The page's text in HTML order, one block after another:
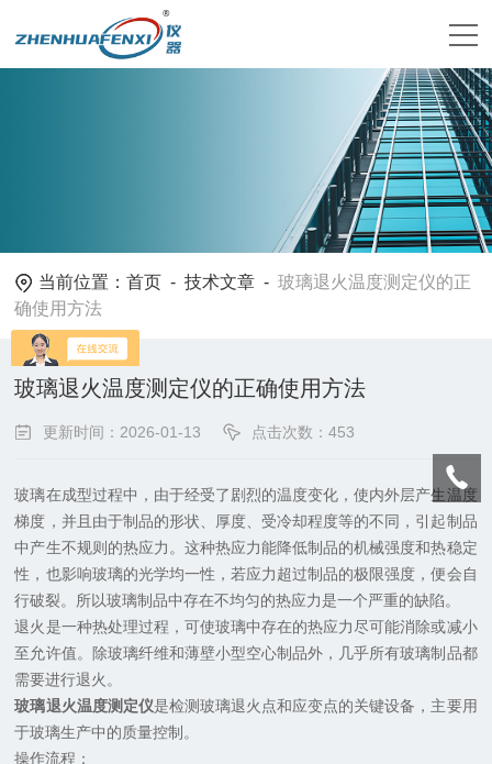
当前位置：首页 -技术文章 -玻璃退火温度测定仪的正
确使用方法
玻璃退火温度测定仪的正确使用方法
更新时间：2026-01-13 点击次数：453
玻璃在成型过程中，由于经受了剧烈的温度变化，使内外层产生温度
梯度，并且由于制品的形状、厚度、受冷却程度等的不同，引起制品
中产生不规则的热应力。这种热应力能降低制品的机械强度和热稳定
性，也影响玻璃的光学均一性，若应力超过制品的极限强度，便会自
行破裂。所以玻璃制品中存在不均匀的热应力是一个严重的缺陷。
退火是一种热处理过程，可使玻璃中存在的热应力尽可能消除或减小
至允许值。除玻璃纤维和薄壁小型空心制品外，几乎所有玻璃制品都
需要进行退火。
玻璃退火温度测定仪是检测玻璃退火点和应变点的关键设备，主要用
于玻璃生产中的质量控制。
操作流程：